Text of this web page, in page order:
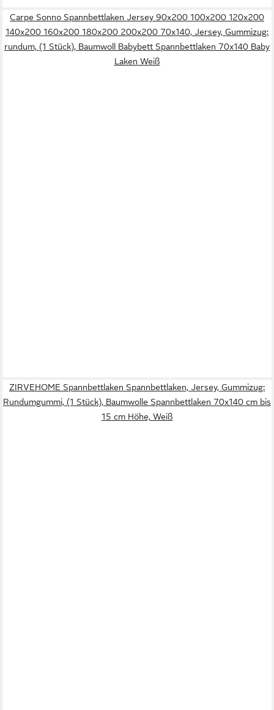
Carpe Sonno Spannbettlaken Jersey 90x200 100x200 120x200
140x200 160x200 180x200 200x200 70x140, Jersey, Gummizug:
rundum, (1 Stück), Baumwoll Babybett Spannbettlaken 70x140 Baby
Laken Weiß
ZIRVEHOME Spannbettlaken Spannbettlaken, Jersey, Gummizug:
Rundumgummi, (1 Stück), Baumwolle Spannbettlaken 70x140 cm bis
15 cm Höhe, Weiß